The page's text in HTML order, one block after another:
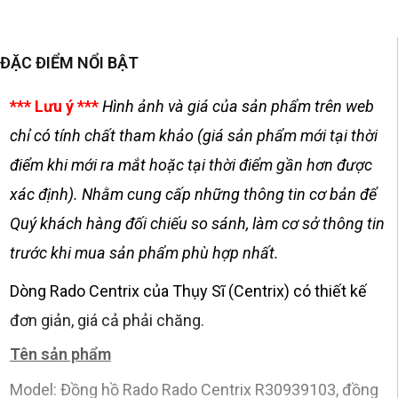
ĐẶC ĐIỂM NỔI BẬT
*** Lưu ý ***Hình ảnh và giá của sản phẩm trên web
chỉ có tính chất tham khảo (giá sản phẩm mới tại thời
điểm khi mới ra mắt hoặc tại thời điểm gần hơn được
xác định). Nhằm cung cấp những thông tin cơ bản để
Quý khách hàng đối chiếu so sánh, làm cơ sở thông tin
trước khi mua sản phẩm phù hợp nhất.
Dòng Rado Centrix của Thụy Sĩ (Centrix) có thiết kế
đơn giản, giá cả phải chăng.
Tên sản phẩm
Model: Đồng hồ Rado Rado Centrix R30939103, đồng